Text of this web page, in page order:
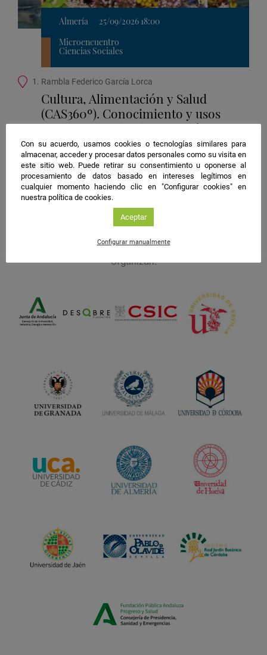
Almería
25/09/2026 18:00
Microencuentro
Ciencias Sociales
Ubicación
actividad
1. Rambla Federico García Lorca
Cultura, Alimentación y Salud
(CAS360º). Conocimiento y usos
tradicionales de plantas autóctonas
en Almería
Organiza:Universidad de Almería
Guardar
actividad
en
#NIGHTSpain
Con su acuerdo, usamos cookies o tecnologías similares para
almacenar, acceder y procesar datos personales como su visita en
este sitio web. Puede retirar su consentimiento u oponerse al
procesamiento de datos basado en intereses legítimos en
cualquier momento haciendo clic en "Configurar cookies" en
nuestra política de cookies.
Aceptar
Configurar manualmente